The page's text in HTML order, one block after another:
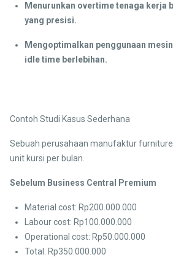
Menurunkan overtime tenaga kerja
yang presisi.
Mengoptimalkan penggunaan
idle time berlebihan.
Contoh Studi Kasus Sederhana
Sebuah perusahaan manufaktur
unit kursi per bulan.
Sebelum Business Central Premium
Material cost: Rp200.000.000
Labour cost: Rp100.000.000
Operational cost: Rp50.000.000
Total: Rp350.000.000